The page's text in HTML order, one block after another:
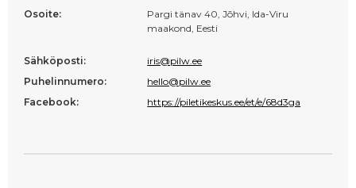
Osoite:
Pargi tänav 40, Jõhvi, Ida-Viru
maakond, Eesti
Sähköposti:
iris@pilw.ee
Puhelinnumero:
hello@pilw.ee
Facebook:
https://piletikeskus.ee/et/e/68d3ga